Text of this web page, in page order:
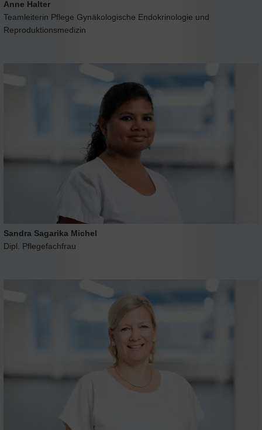
Anne Halter
Teamleiterin Pflege Gynäkologische Endokrinologie und
Reproduktionsmedizin
Sandra Sagarika Michel
Dipl. Pflegefachfrau